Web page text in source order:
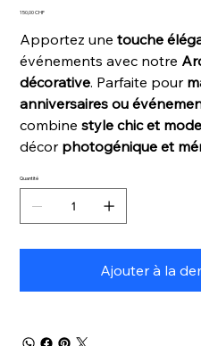
Prix
150,00 CHF
Apportez unetouche
événements avec notre
décorative. Parfaite pour
anniversaires ou
combinestyle chic et
décor photogénique et
Quantité
Ajouter à la